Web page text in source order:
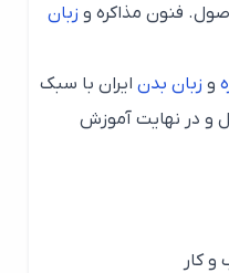
فنون مذاکره وزبان
بدن ایران با سبک
نهایت آموزش